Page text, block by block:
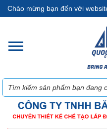
Chào mừng bạn đến với